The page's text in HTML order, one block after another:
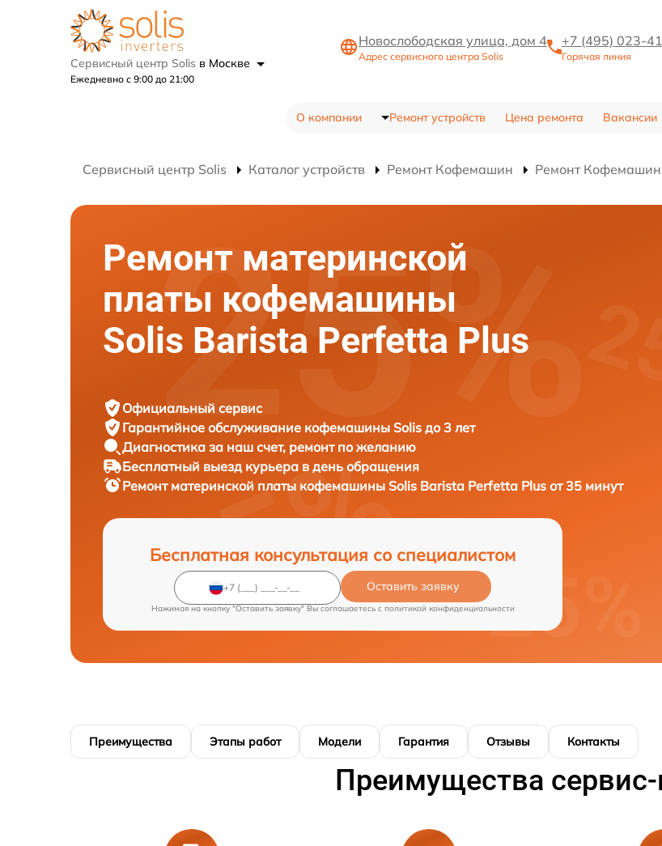
Сервисный центр Solis в Москве
Ежедневно с 9:00 до 21:00
Новослободская улица, дом 4
Адрес сервисного центра Solis
+7 (495) 023-
Горячая линия
О компании Ремонт устройств Цена ремонта Вакансии
Сервисный центр Solis Каталог устройств Ремонт Кофемашин Ремонт
Ремонт материнской
платы кофемашины
Solis Barista Perfetta Plus
Официальный сервис
Гарантийное обслуживание кофемашины Solis до 3 лет
Диагностика за наш счет, ремонт по желанию
Бесплатный выезд курьера в день обращения
Ремонт материнской платы кофемашины Solis Barista Perfetta Plus от 35 минут
Бесплатная консультация со специалистом
Оставить заявку
Нажимая на кнопку "Оставить заявку" Вы соглашаетесь c политикой конфиденциальности
Преимущества Этапы работ Модели Гарантия Отзывы Контакты
Преимущества сервис-